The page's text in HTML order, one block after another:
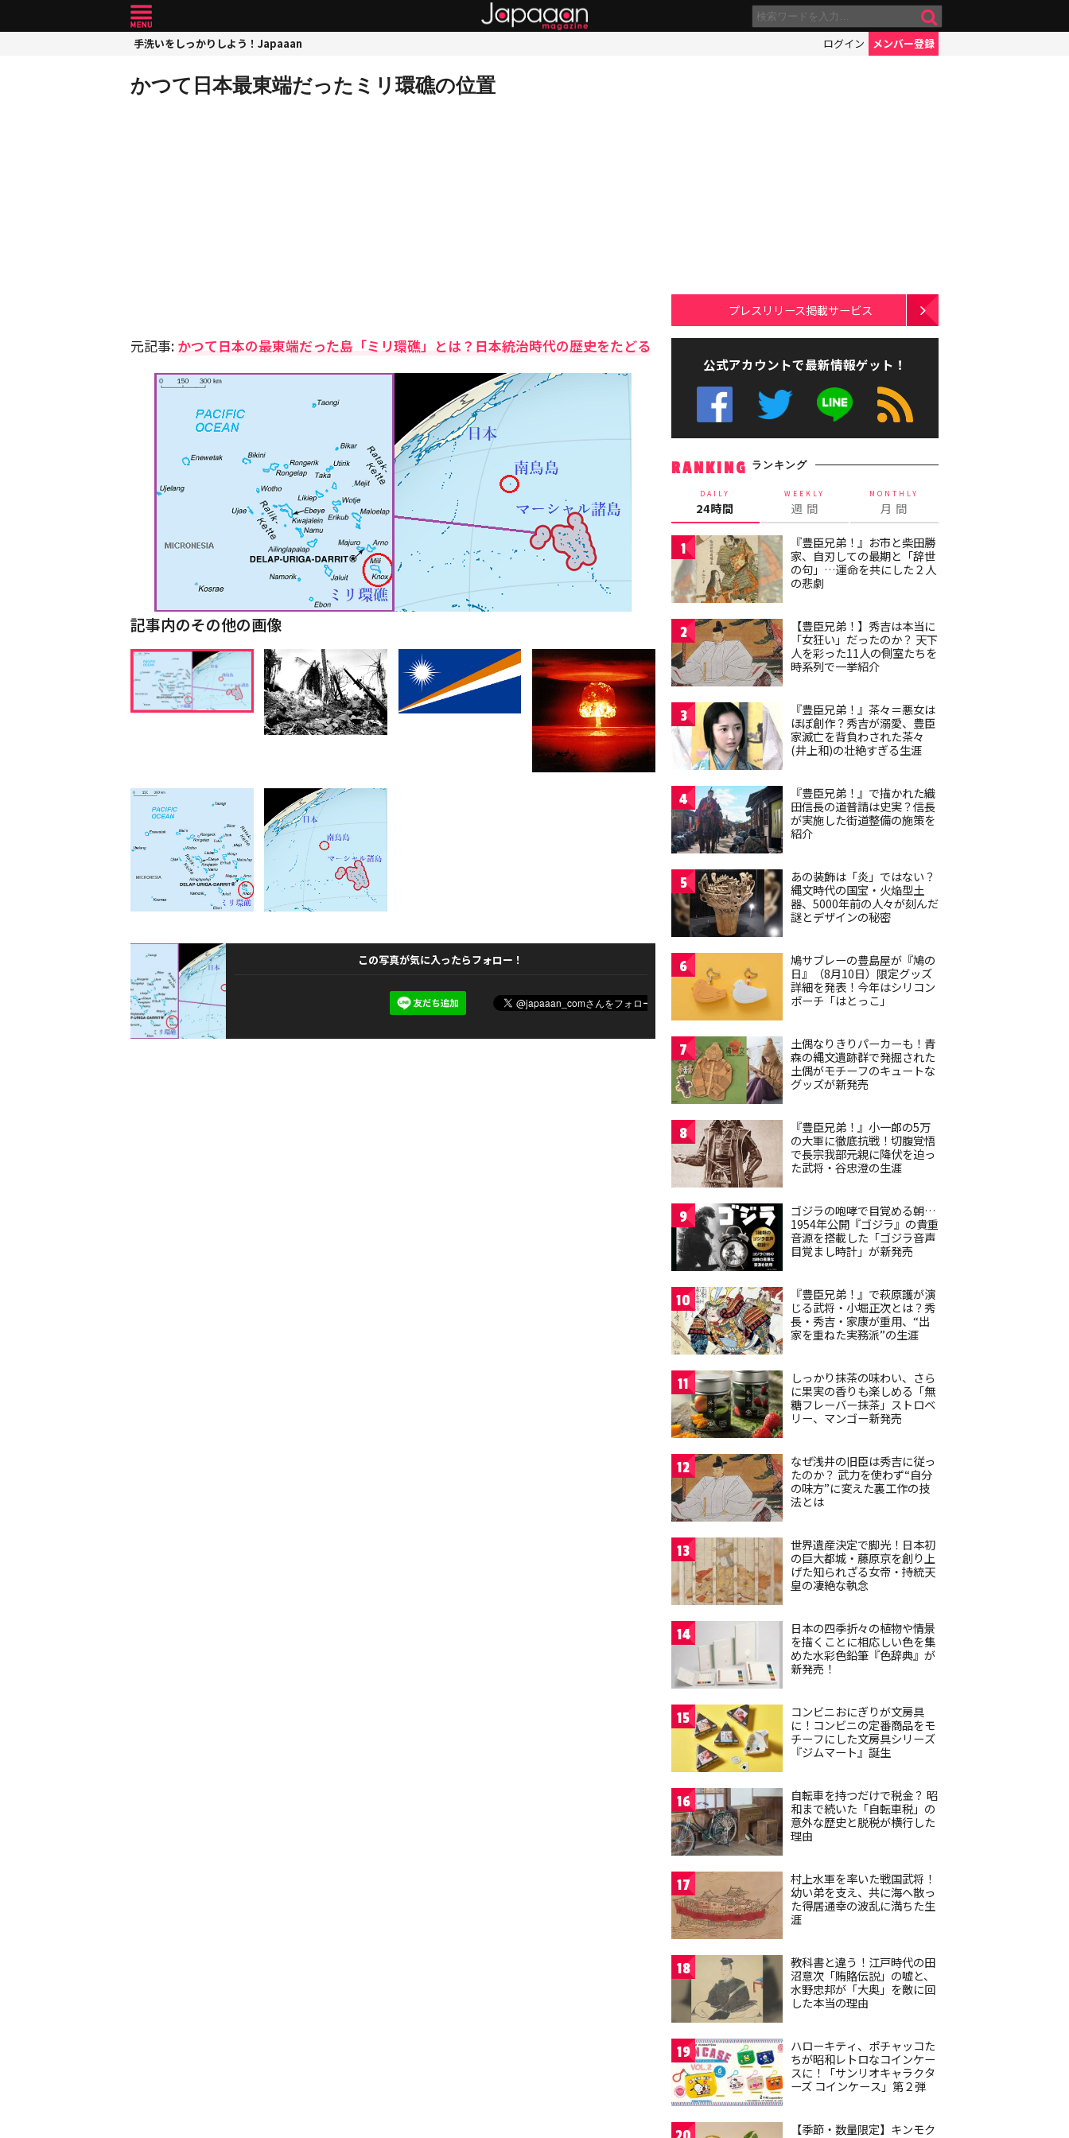
手洗いをしっかりしよう！Japaaan ログイン メンバー登録
かつて日本最東端だったミリ環礁の位置
元記事: かつて日本の最東端だった島「ミリ環礁」とは？日本統治時代の歴史をたどる
記事内のその他の画像
この写真が気に入ったらフォロー！
プレスリリース掲載サービス
公式アカウントで最新情報ゲット！
RANKING ランキング
DAILY
24時間
WEEKLY
週 間
MONTHLY
月 間
1
『豊臣兄弟！』お市と柴田勝
家、自刃しての最期と「辞世
の句」…運命を共にした２人
の悲劇
2
【豊臣兄弟！】秀吉は本当に
「女狂い」だったのか？ 天下
人を彩った11人の側室たちを
時系列で一挙紹介
3
『豊臣兄弟！』茶々＝悪女は
ほぼ創作？秀吉が溺愛、豊臣
家滅亡を背負わされた茶々
(井上和)の壮絶すぎる生涯
4
『豊臣兄弟！』で描かれた織
田信長の道普請は史実？信長
が実施した街道整備の施策を
紹介
5
あの装飾は「炎」ではない？
縄文時代の国宝・火焔型土
器、5000年前の人々が刻んだ
謎とデザインの秘密
6
鳩サブレーの豊島屋が『鳩の
日』（8月10日）限定グッズ
詳細を発表！今年はシリコン
ポーチ「はとっこ」
7
土偶なりきりパーカーも！青
森の縄文遺跡群で発掘された
土偶がモチーフのキュートな
グッズが新発売
8
『豊臣兄弟！』小一郎の5万
の大軍に徹底抗戦！切腹覚悟
で長宗我部元親に降伏を迫っ
た武将・谷忠澄の生涯
9
ゴジラの咆哮で目覚める朝…
1954年公開『ゴジラ』の貴重
音源を搭載した「ゴジラ音声
目覚まし時計」が新発売
10
『豊臣兄弟！』で萩原護が演
じる武将・小堀正次とは？秀
長・秀吉・家康が重用、“出
家を重ねた実務派”の生涯
11
しっかり抹茶の味わい、さら
に果実の香りも楽しめる「無
糖フレーバー抹茶」ストロベ
リー、マンゴー新発売
12
なぜ浅井の旧臣は秀吉に従っ
たのか？ 武力を使わず“自分
の味方”に変えた裏工作の技
法とは
13
世界遺産決定で脚光！日本初
の巨大都城・藤原京を創り上
げた知られざる女帝・持統天
皇の凄絶な執念
14
日本の四季折々の植物や情景
を描くことに相応しい色を集
めた水彩色鉛筆『色辞典』が
新発売！
15
コンビニおにぎりが文房具
に！コンビニの定番商品をモ
チーフにした文房具シリーズ
『ジムマート』誕生
16
自転車を持つだけで税金？ 昭
和まで続いた「自転車税」の
意外な歴史と脱税が横行した
理由
17
村上水軍を率いた戦国武将！
幼い弟を支え、共に海へ散っ
た得居通幸の波乱に満ちた生
涯
18
教科書と違う！江戸時代の田
沼意次「賄賂伝説」の嘘と、
水野忠邦が「大奥」を敵に回
した本当の理由
19
ハローキティ、ポチャッコた
ちが昭和レトロなコインケー
スに！「サンリオキャラクタ
ーズ コインケース」第２弾
【季節・数量限定】キンモク